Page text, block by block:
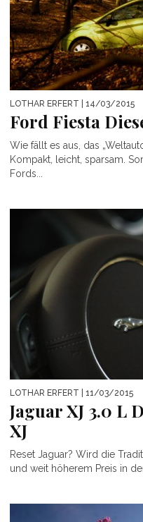
LOTHAR ERFERT | 14/03/2015
Ford Fiesta
Wie fällt es aus, das
Kompakt, leicht, sparsam.
Fords...
LOTHAR ERFERT | 11/03/2015
Jaguar XJ 3.0 L
XJ
Reset Jaguar? Wird die
und weit höherem Preis in